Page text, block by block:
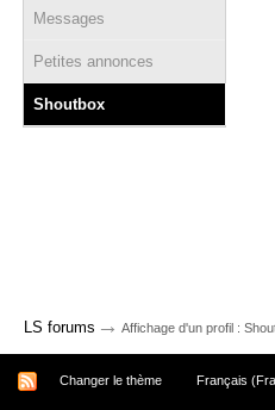
Messages
Petites annonces
Shoutbox
LS forums → Affichage d'un profil :
Changer le thème Français